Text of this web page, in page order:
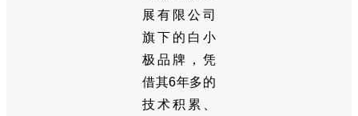
展有限公司
旗下的白小
极品牌，凭
借其6年多的
技术积累、